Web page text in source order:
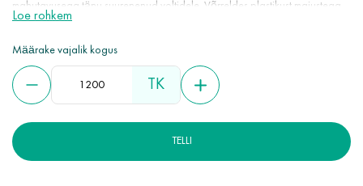
mahutavusega tänu suurenenud voltidele. Võrreldes plastikust maiustega
ja paberist kottidega, ei rebenenud öko-maiused juhuslike läbistamiste ja
pakendamiseks ja hoidmiseks.
Loe rohkem
Määrake vajalik kogus
TK
TELLI